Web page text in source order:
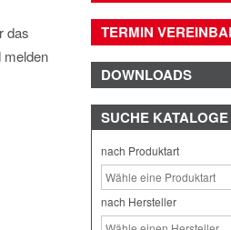
das
melden
TERMIN
DOWNLOADS
SUCHE
nach Produktart
nach Hersteller